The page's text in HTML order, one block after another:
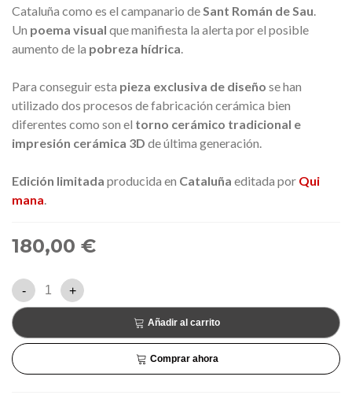
Cataluña como es el campanario deSant Román de Sau.
Un poema visual que manifiesta la alerta por el posible
aumento de la pobreza hídrica.
Para conseguir esta pieza exclusiva de diseño se han
utilizado dos procesos de fabricación cerámica bien
diferentes como son el torno cerámico tradicional e
impresión cerámica 3D de última generación.
Edición limitada producida en Cataluña editada por Qui
mana.
180,00 €
- +
Añadir al carrito
Comprar ahora